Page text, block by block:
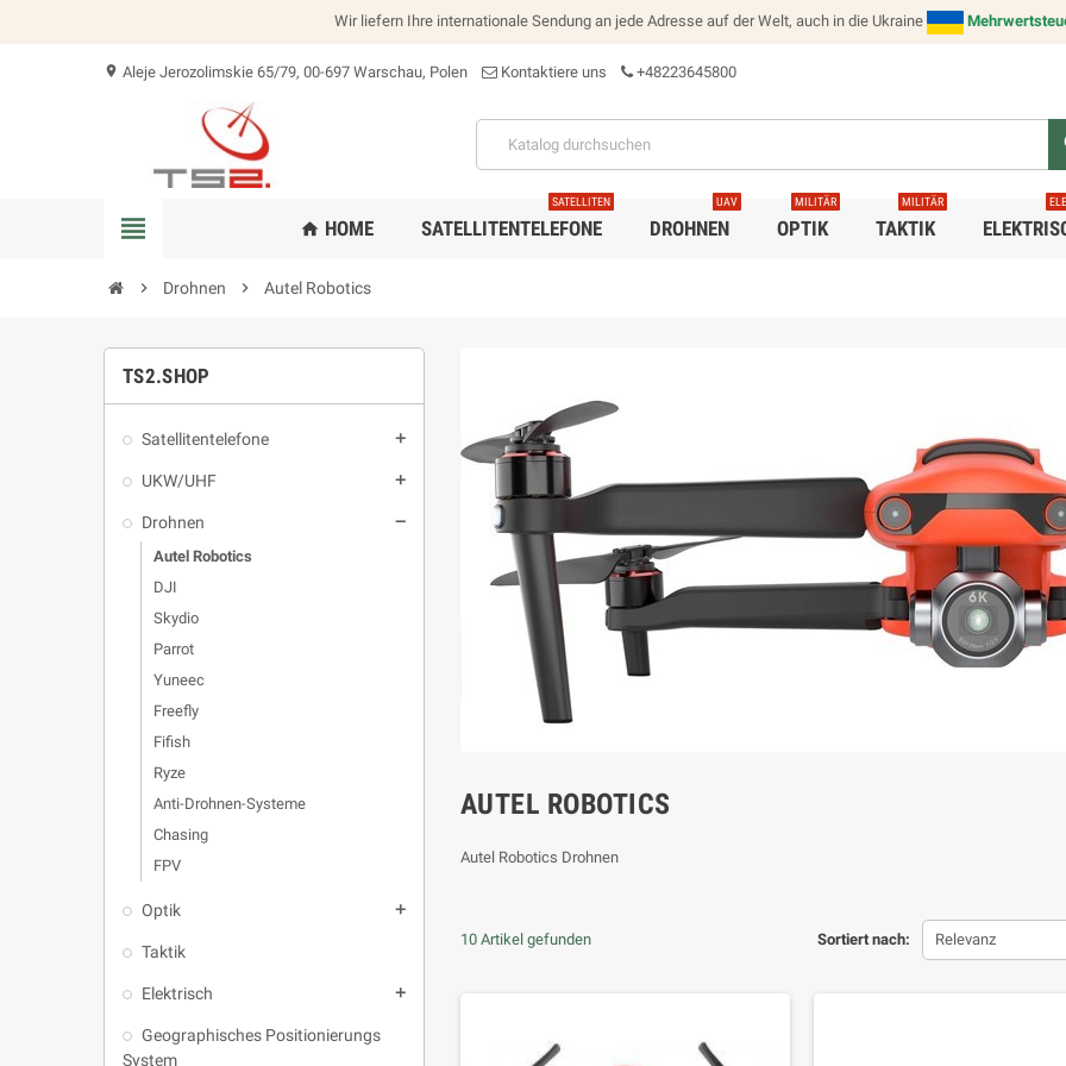
Wir liefern Ihre internationale Sendung an jede Adresse auf der Welt, auch in die Ukraine
location_on Aleje Jerozolimskie 65/79, 00-697 Warschau, Polen Kontaktiere uns +48223645800
view_headline home HOME SATELLITENTELEFONE
SATELLITEN
DROHNEN
UAV
OPTIK
MILITÄR
TAKTIK
MILITÄR
chevron_right Drohnen chevron_right Autel Robotics
TS2.SHOP
Satellitentelefone add
UKW/UHF add
Drohnen remove
Autel Robotics
DJI
Skydio
Parrot
Yuneec
Freefly
Fifish
Ryze
Anti-Drohnen-Systeme
Chasing
FPV
Optik add
Taktik
Elektrisch add
Geographisches Positionierungs
System
AUTEL ROBOTICS
Autel Robotics Drohnen
Sortiert nach: Relevanz
10 Artikel gefunden